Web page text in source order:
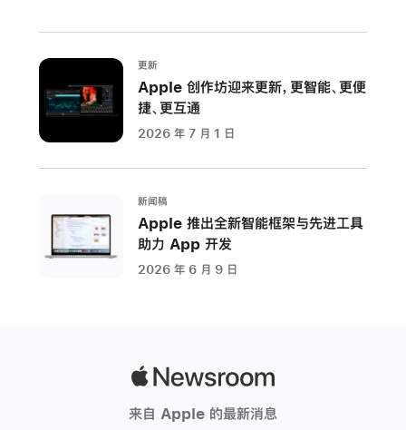
今
日
为
平
台：
visionOS
更新
Apple 创作坊迎来更新，更智能、更便
捷、更互通
2026 年 7 月 1 日
新闻稿
Apple 推出全新智能框架与先进工具
助力 App 开发
2026 年 6 月 9 日
来自 Apple 的最新消息